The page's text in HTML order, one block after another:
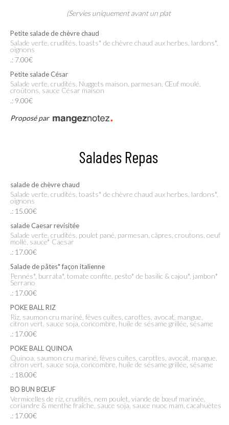
(Servies uniquement avant un plat
Petite salade de chèvre chaud
Salade verte, crudités, toasts* de chèvre chaud aux herbes, lardons*,
oignons
.: 7.00€
Petite salade César
Salade verte, crudités, Nuggets maison, parmesan, Œuf moulé,
croûtons, sauce César maison
.: 9.00€
Proposé par
Salades Repas
salade de chèvre chaud
Salade verte, crudités, toasts* de chèvre chaud aux herbes, lardons*,
oignons
.: 15.00€
salade Caesar revisitée
Salade verte, crudités, poulet pané, parmesan, câpres, croutons, oeuf
mollé, sauce* Caesar
.: 17.00€
Salade de pâtes* façon italienne
Pennés*, burrata*, tomate confite, pesto* de basilic & cajou*, jambon*
Serrano
.: 17.00€
POKE BALL RIZ
Riz, saumon cru mariné, fèves cuites, carottes, avocat, mangue,
citron vert, sauce soja, concombre, huile de sésame grillée, sésame
.: 17.00€
POKE BALL QUINOA
Quinoa, saumon cru mariné, fèves cuites, carottes, avocat, mangue,
citron vert, sauce soja, concombre, huile de sésame grillée, sésame
.: 18.00€
BO BUN BŒUF
Vermicelles de riz, crudités, nem poulet, viande de bœuf marinée,
coriandre & menthe fraîche, sauce soja, sauce nuoc mam, cacahuètes
.: 17.00€